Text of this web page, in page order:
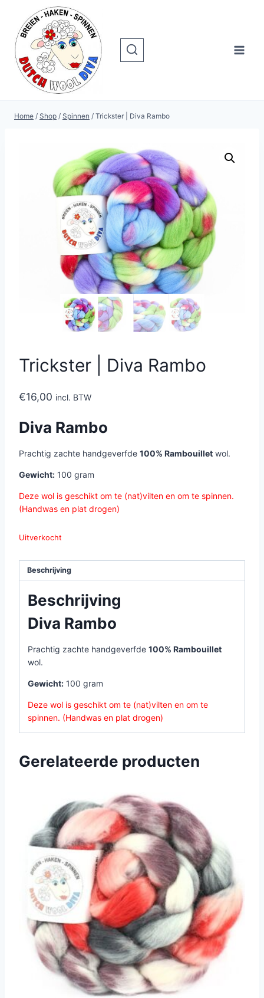
inhoud
Home / Shop / Spinnen / Trickster | Diva Rambo
Trickster | Diva Rambo
€16,00 incl. BTW
Diva Rambo
Prachtig zachte handgeverfde 100% Rambouillet wol.
Gewicht: 100 gram
Deze wol is geschikt om te (nat)vilten en om te spinnen.
(Handwas en plat drogen)
Uitverkocht
Beschrijving
Beschrijving
Diva Rambo
Prachtig zachte handgeverfde 100% Rambouillet
wol.
Gewicht: 100 gram
Deze wol is geschikt om te (nat)vilten en om te
spinnen. (Handwas en plat drogen)
Gerelateerde producten